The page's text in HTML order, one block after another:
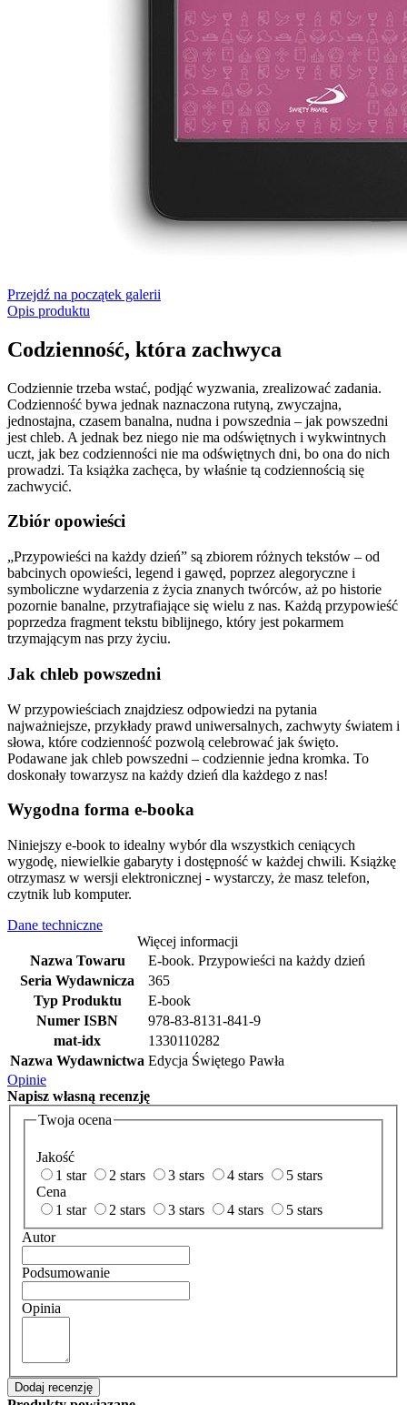
Przejdź na początek galerii
Opis produktu
Codzienność, która zachwyca
Codziennie trzeba wstać, podjąć wyzwania, zrealizować zadania.
Codzienność bywa jednak naznaczona rutyną, zwyczajna,
jednostajna, czasem banalna, nudna i powszednia – jak powszedni
jest chleb. A jednak bez niego nie ma odświętnych i wykwintnych
uczt, jak bez codzienności nie ma odświętnych dni, bo ona do nich
prowadzi. Ta książka zachęca, by właśnie tą codziennością się
zachwycić.
Zbiór opowieści
„Przypowieści na każdy dzień” są zbiorem różnych tekstów – od
babcinych opowieści, legend i gawęd, poprzez alegoryczne i
symboliczne wydarzenia z życia znanych twórców, aż po historie
pozornie banalne, przytrafiające się wielu z nas. Każdą przypowieść
poprzedza fragment tekstu biblijnego, który jest pokarmem
trzymającym nas przy życiu.
Jak chleb powszedni
W przypowieściach znajdziesz odpowiedzi na pytania
najważniejsze, przykłady prawd uniwersalnych, zachwyty światem i
słowa, które codzienność pozwolą celebrować jak święto.
Podawane jak chleb powszedni – codziennie jedna kromka. To
doskonały towarzysz na każdy dzień dla każdego z nas!
Wygodna forma e-booka
Niniejszy e-book to idealny wybór dla wszystkich ceniących
wygodę, niewielkie gabaryty i dostępność w każdej chwili. Książkę
otrzymasz w wersji elektronicznej - wystarczy, że masz telefon,
czytnik lub komputer.
Dane techniczne
Więcej informacji
Nazwa Towaru
E-book. Przypowieści na każdy dzień
Seria Wydawnicza
365
Typ Produktu
E-book
Numer ISBN
978-83-8131-841-9
mat-idx
1330110282
Nazwa Wydawnictwa Edycja Świętego Pawła
Opinie
Napisz własną recenzję
Twoja ocena
Jakość
1 star
2 stars 3 stars 4 stars
5 stars
Cena
1 star
2 stars 3 stars 4 stars
5 stars
Autor
Podsumowanie
Opinia
Dodaj recenzję